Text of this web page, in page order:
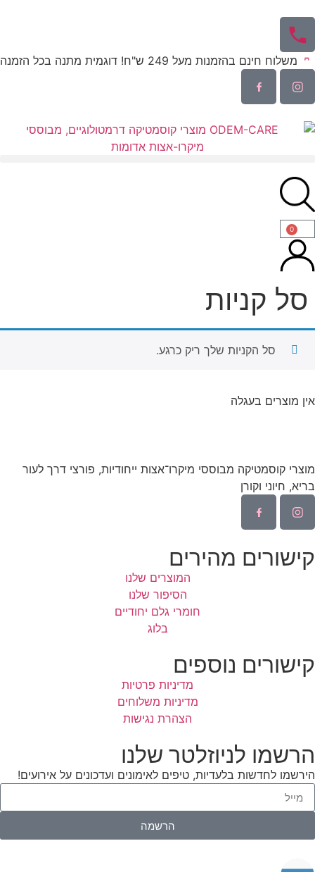
משלוח חינם בהזמנות מעל 249 ש"ח! דוגמית מתנה בכל הזמנה
0
סל קניות
סל הקניות שלך ריק כרגע.
אין מוצרים בעגלה
מוצרי קוסמטיקה מבוססי מיקרו־אצות ייחודיות, פורצי דרך לעור
בריא, חיוני וקורן
קישורים מהירים
המוצרים שלנו
הסיפור שלנו
חומרי גלם יחודיים
בלוג
קישורים נוספים
מדיניות פרטיות
מדיניות משלוחים
הצהרת נגישות
הרשמו לניוזלטר שלנו
הירשמו לחדשות בלעדיות, טיפים לאימונים ועדכונים על אירועים!
הרשמה